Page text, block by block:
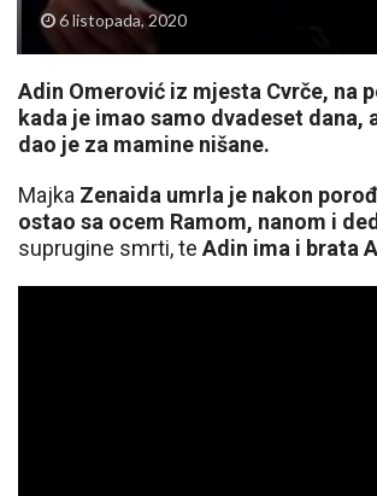
6 listopada, 2020
Adin Omerović iz mjesta Cvrče, na
kada je imao samo dvadeset
dao je za mamine nišane.
Majka Zenaida umrla je nakon
ostao sa ocem Ramom, nanom i
suprugine smrti, te Adin ima i brata